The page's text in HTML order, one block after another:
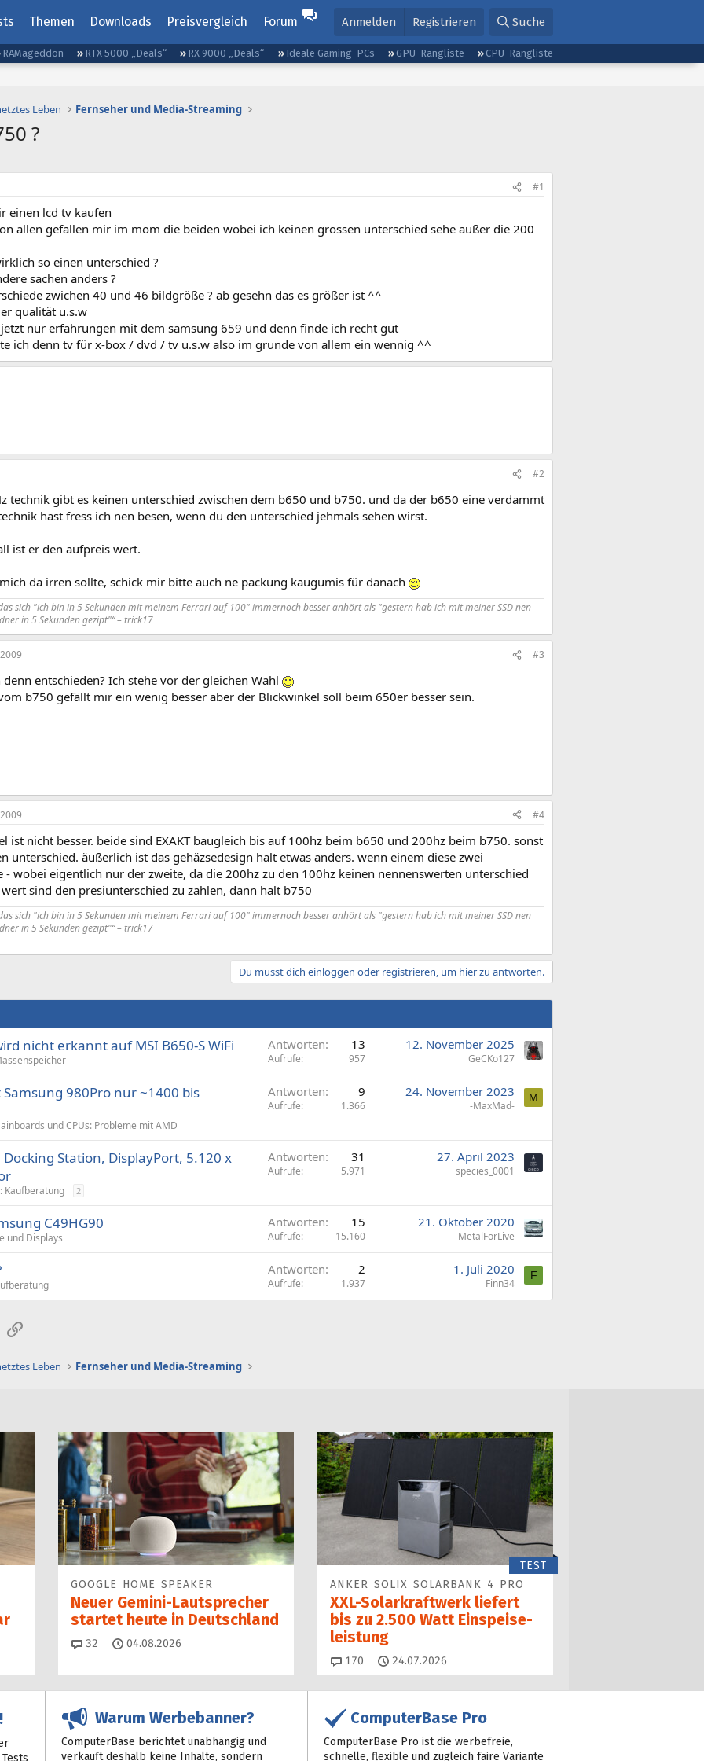
Themen Downloads Preisvergleich Forum Anmelden Registrieren Suche
RAMageddon RTX 5000 „Deals“ RX 9000 „Deals“ Ideale Gaming-PCs GPU-Rangliste CPU-Rangliste
Leben Fernseher und Media-Streaming
?
#1
einen lcd tv kaufen
allen gefallen mir im mom die beiden wobei ich keinen grossen unterschied sehe außer die 200
so einen unterschied ?
sachen anders ?
zwichen 40 und 46 bildgröße ? ab gesehn das es größer ist ^^
qualität u.s.w
nur erfahrungen mit dem samsung 659 und denn finde ich recht gut
ich denn tv für x-box / dvd / tv u.s.w also im grunde von allem ein wennig ^^
#2
technik gibt es keinen unterschied zwischen dem b650 und b750. und da der b650 eine verdammt
hast fress ich nen besen, wenn du den unterschied jehmals sehen wirst.
ist er den aufpreis wert.
da irren sollte, schick mir bitte auch ne packung kaugumis für danach
sich "ich bin in 5 Sekunden mit meinem Ferrari auf 100" immernoch besser anhört als "gestern hab ich mit meiner SSD nen
in 5 Sekunden gezipt"“ – trick17
#3
entschieden? Ich stehe vor der gleichen Wahl
b750 gefällt mir ein wenig besser aber der Blickwinkel soll beim 650er besser sein.
#4
ist nicht besser. beide sind EXAKT baugleich bis auf 100hz beim b650 und 200hz beim b750. sonst
unterschied. äußerlich ist das gehäzsedesign halt etwas anders. wenn einem diese zwei
- wobei eigentlich nur der zweite, da die 200hz zu den 100hz keinen nennenswerten unterschied
sind den presiunterschied zu zahlen, dann halt b750
sich "ich bin in 5 Sekunden mit meinem Ferrari auf 100" immernoch besser anhört als "gestern hab ich mit meiner SSD nen
in 5 Sekunden gezipt"“ – trick17
Du musst dich einloggen oder registrieren, um hier zu antworten.
nicht erkannt auf MSI B650-S WiFi Antworten 13
Aufrufe 957
12. November 2025
GeCKo127
980Pro nur ~1400 bis
und CPUs: Probleme mit AMD
Antworten 9
Aufrufe 1.366
24. November 2023
-MaxMad-
M
Station, DisplayPort, 5.120 x
Kaufberatung 2
Antworten 31
Aufrufe 5.971
27. April 2023
species_0001
C49HG90
und Displays
Antworten 15
Aufrufe 15.160
21. Oktober 2020
MetalForLive
Antworten 2
Aufrufe 1.937
1. Juli 2020
Finn34
F
MailLink
Leben Fernseher und Media-Streaming
GOOGLE HOME SPEAKER
Neuer Gemini-Laut­spre­cher
startet heu­te in Deutschland
32 Kommentare
04.08.2026
TEST
ANKER SOLIX SOLARBANK 4 PRO
XXL-Solarkraftwerk liefert
bis zu 2.500 Watt Einspeise­
leistung
170 Kommentare
24.07.2026
Warum Werbebanner?
ComputerBase berichtet unabhängig und
verkauft deshalb keine Inhalte, sondern
ComputerBase Pro
ComputerBase Pro ist die werbefreie,
schnelle, flexible und zugleich faire Variante